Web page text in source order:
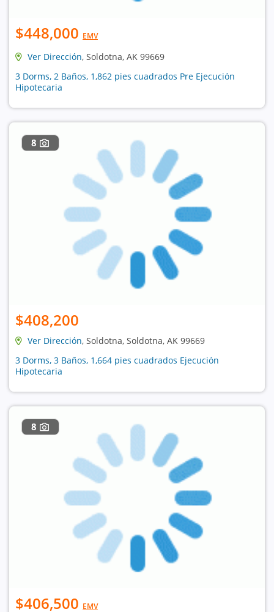
$448,000 EMV
Ver Dirección, Soldotna, AK 99669
3 Dorms, 2 Baños, 1,862 pies cuadrados Pre Ejecución
Hipotecaria
8
$408,200
Ver Dirección, Soldotna, Soldotna, AK 99669
3 Dorms, 3 Baños, 1,664 pies cuadrados Ejecución
Hipotecaria
8
$406,500 EMV